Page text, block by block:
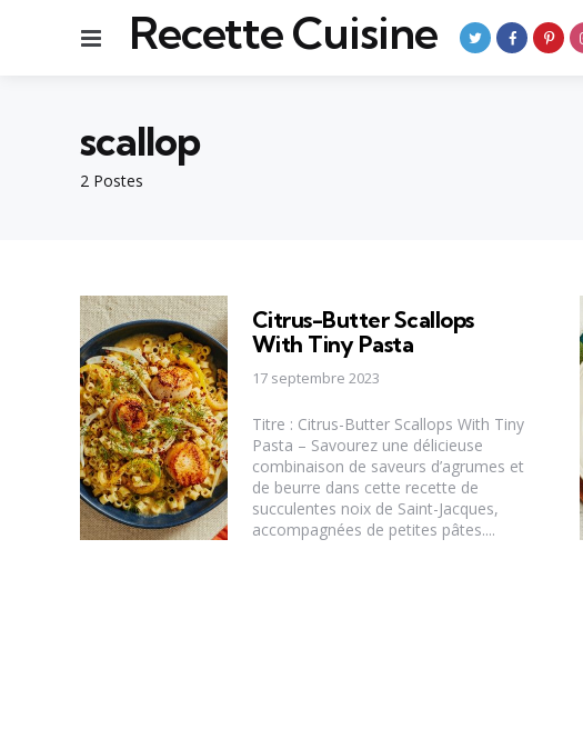
Menu
Recette Cuisine
2 Postes
scallop
Citrus-Butter Scallops
With Tiny Pasta
17 septembre 2023
Titre : Citrus-Butter Scallops With Tiny
Pasta – Savourez une délicieuse
combinaison de saveurs d’agrumes et
de beurre dans cette recette de
succulentes noix de Saint-Jacques,
accompagnées de petites pâtes....